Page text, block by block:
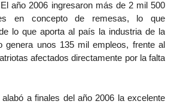
año 2006 ingresaron más de 2 mil 500
en concepto de remesas, lo que
lo que aporta al país la industria de la
genera unos 135 mil empleos, frente al
afectados directamente por la falta
a finales del año 2006 la excelente